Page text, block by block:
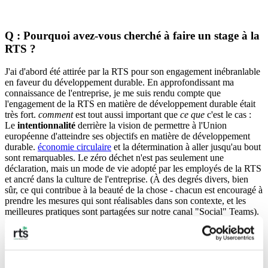
Q : Pourquoi avez-vous cherché à faire un stage à la
RTS ?
J'ai d'abord été attirée par la RTS pour son engagement inébranlable
en faveur du développement durable. En approfondissant ma
connaissance de l'entreprise, je me suis rendu compte que
l'engagement de la RTS en matière de développement durable était
très fort. commentest tout aussi important que ce que c'est le cas :
Le intentionnalité derrière la vision de permettre à l'Union
européenne d'atteindre ses objectifs en matière de développement
durable. économie circulaire et la détermination à aller jusqu'au bout
sont remarquables. Le zéro déchet n'est pas seulement une
déclaration, mais un mode de vie adopté par les employés de la RTS
et ancré dans la culture de l'entreprise. (À des degrés divers, bien
sûr, ce qui contribue à la beauté de la chose - chacun est encouragé à
prendre les mesures qui sont réalisables dans son contexte, et les
meilleures pratiques sont partagées sur notre canal "Social" Teams).
privilèges - un ensemble accessible d'actions qui, collectivement,